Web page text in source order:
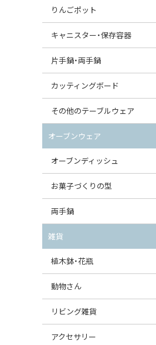
すべて見る
中皿（18〜24cm）
丸皿
スープ皿
ダルマプレート
たまご型プレート
ハート型プレート
変形プレート
分割ディッシュ
すべて見る
大鉢（21cm〜）
中鉢（16〜21cm）
丸鉢・どんぶり・ボウル
茶碗
オーバルボウル
ハートボウル
葉っぱ型ボウル
りんご型ボウル
いちご型ボウル
星型ボウル
りんごポット
りんごポット
りんごポット小
キャニスター・保存容器
キャニスター
つぼ
ガーリックポット
オニオンキャニスター
ガーリックキャニスター
チーズケース
バターディッシュ
六角形ポット
ボトル
すべて見る
片手鍋・両手鍋
ソースパン（片手鍋）
スープチュリーン
カッティングボード
角型カッティングボード
丸型カッティングボード
すべて見る
その他のテーブルウェア
調味料入れ
グレイヴィーボート
エッグカップ
ケーキスタンド
カトラリー
はしおき・カトラリーレスト
オーブンウェア
オーブンディッシュ
大型（24cm〜）
中型（18〜24cm）
スクエアオーブンディッシュ
オーバルオーブンディッシュ
すべて見る
お菓子づくりの型
パウンド型
マフィン型
すべて見る
両手鍋
チュリーン
キャセロール
すべて見る
雑貨
植木鉢・花瓶
植木鉢
花瓶
動物さん
フィギュア・置物
貯金箱
リビング雑貨
スツール
アクセサリー